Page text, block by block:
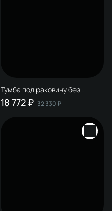
Тумба под раковину без
столешницы STWORKI
Гриндстед 60 с опорами, дуб
18 772 ₽ 32 330 ₽